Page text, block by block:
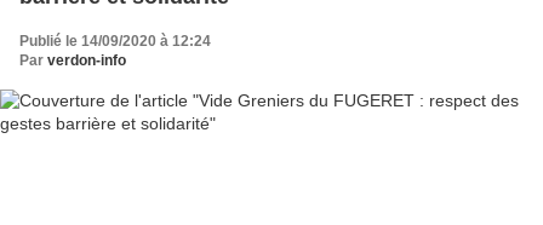
Publié le 14/09/2020 à 12:24
Par verdon-info